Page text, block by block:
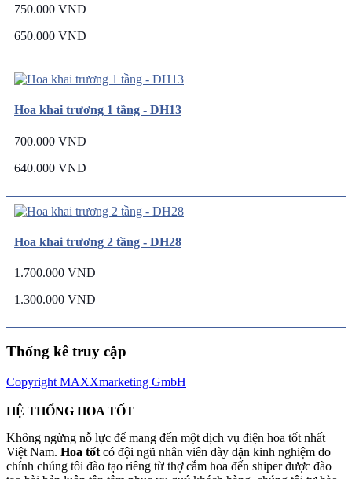
750.000 VND
650.000 VND
Hoa khai trương 1 tầng - DH13
700.000 VND
640.000 VND
Hoa khai trương 2 tầng - DH28
1.700.000 VND
1.300.000 VND
Thống kê truy cập
Copyright MAXXmarketing GmbH
HỆ THỐNG HOA TỐT
Không ngừng nỗ lực để mang đến một dịch vụ điện hoa tốt nhất
Việt Nam. Hoa tốt có đội ngũ nhân viên dày dặn kinh nghiệm do
chính chúng tôi đào tạo riêng từ thợ cắm hoa đến shiper được đào